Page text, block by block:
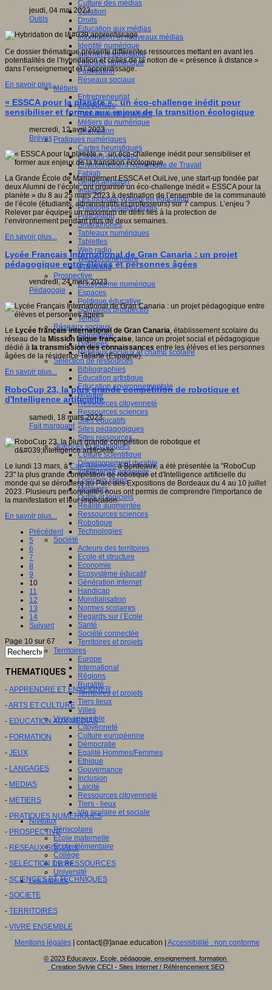
Culture des médias
Curation
Droits
Education aux médias
Information et nouveaux médias
Identité numérique
Internet responsable
Littératie numérique
Publication
Réseaux sociaux
Métiers
Entrepreneuriat
Entreprises
Evolutions des métiers
Métiers du numérique
Orientation
Pratiques numériques
Cartes heuristiques
Classes inversées
Environnement Numérique de Travail
Fablab
Géolocalisation
Images
Les mondes virtuels en éducation
Pratiques collaboratives
Podcasting
Smartphones
Tableaux numériques
Tablettes
Web radio
Webdocumentaire
eTwinning
Prospective
Ecosystème numérique
Espaces
Politique éducative
Scénarios prospectifs
Temps
Réseaux sociaux
Algorithme
Données
Réseaux sociaux et champ scolaire
Sélection de ressources
Bibliographies
Education artistique
Education environnementale
Histoire
Ressources citoyenneté
Ressources sciences
Sites éducatifs
Sites pédagogiques
Sites ressources
Sciences et techniques
Culture scientifique
Développement durable
Intelligence artificielle
Logiciels libres
Métavers
Outils et logiciels
Réalité augmentée
Ressources sciences
Robotique
Technologies
Société
Acteurs des territoires
Ecole et structure
Economie
Ecosystème éducatif
Génération internet
Handicap
Mondialisation
Normes scolaires
Regards sur l’Ecole
Santé
Société connectée
Territoires et projets
Territoires
Europe
International
Régions
Ruralité
Territoires et projets
Tiers lieux
Villes
Vivre ensemble
Citoyenneté
Culture européenne
Démocratie
Egalité Hommes/Femmes
Ethique
Gouvernance
Inclusion
Laïcité
Ressources citoyenneté
Tiers - lieux
Vie scolaire et sociale
Niveaux
Périscolaire
Ecole maternelle
Ecole élémentaire
Collège
Lycée
Université
Les auteurs
jeudi, 04 mai 2023
Outils
Ce dossier thématique présente différentes ressources mettant en avant les
potentialités de l’hybridation et celles de la notion de « présence à distance »
dans l’enseignement et l’apprentissage.
En savoir plus...
« ESSCA pour la planète » : un éco-challenge inédit pour
sensibiliser et former aux enjeux de la transition écologique
mercredi, 12 avril 2023
Brèves
La Grande École de Management ESSCA et OuiLive, une start-up fondée par
deux Alumni de l’école, ont organisé un éco-challenge inédit « ESSCA pour la
planète » du 8 au 25 mars 2023 à destination de l’ensemble de la communauté
de l’école (étudiants, administratifs et professeurs) sur 7 campus. L’enjeu ?
Relever par équipes un maximum de défis liés à la protection de
l’environnement pendant plus de deux semaines.
En savoir plus...
Lycée Français International de Gran Canaria : un projet
pédagogique entre élèves et personnes âgées
vendredi, 24 mars 2023
Pédagogie
Le Lycée français international de Gran Canaria, établissement scolaire du
réseau de la Mission laïque française, lance un projet social et pédagogique
dédié à la transmission des connaissances entre les élèves et les personnes
âgées de la résidence Taliarte (Espagne).
En savoir plus...
RoboCup 23, la plus grande compétition de robotique et
d'Intelligence artificielle
samedi, 18 mars 2023
Fait marquant
Le lundi 13 mars, àCap Sciencesà Bordeaux, a été présentée la "RoboCup
23" la plus grande compétition de robotique et d'Intelligence artificielle du
monde qui se déroulera au Parc des Expositions de Bordeaux du 4 au 10 juillet
2023. Plusieurs personnalités nous ont permis de comprendre l'importance de
la manifestation et leur implication.
En savoir plus...
Précédent
5
6
7
8
9
10
11
12
13
14
Suivant
Page 10 sur 67
THEMATIQUES
- APPRENDRE ET ENSEIGNER
-ARTS ET CULTURE
- EDUCATION AUX MEDIAS
- FORMATION
- JEUX
- LANGAGES
- MEDIAS
- METIERS
- PRATIQUES NUMERIQUES
- PROSPECTIVE
- RESEAUX SOCIAUX
- SELECTION DE RESSOURCES
- SCIENCES ET TECHNIQUES
- SOCIETE
- TERRITOIRES
- VIVRE ENSEMBLE
Mentions légales| contact[@]anae.education | Accessibilité : non conforme
© 2023 Educavox, Ecole, pédagogie, enseignement, formation
Creation Sylvie CECI - Sites Internet / Référencement SEO